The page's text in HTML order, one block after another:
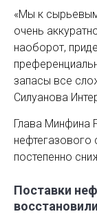
«Мы к
очень
наоборот,
запасы все
Силуанова
Глава Минфина
нефтегазового
постепенно
Поставки